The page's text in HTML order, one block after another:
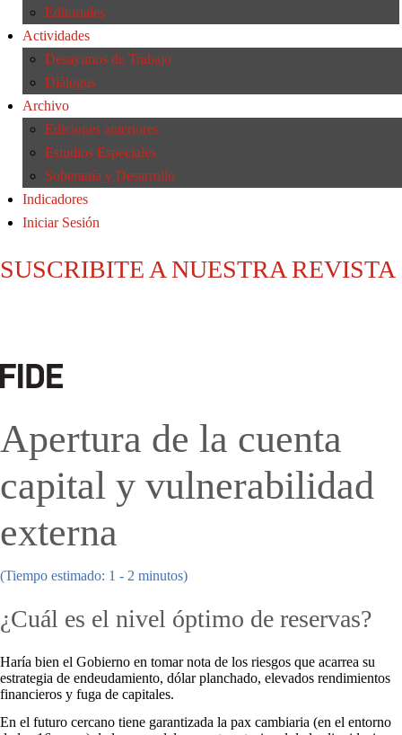
Editoriales
Actividades
Desayunos de Trabajo
Diálogos
Archivo
Ediciones anteriores
Estudios Especiales
Soberanía y Desarrollo
Indicadores
Iniciar Sesión
SUSCRIBITE A NUESTRA REVISTA
Apertura de la cuenta
capital y vulnerabilidad
externa
(Tiempo estimado: 1 - 2 minutos)
¿Cuál es el nivel óptimo de reservas?
Haría bien el Gobierno en tomar nota de los riesgos que acarrea su
estrategia de endeudamiento, dólar planchado, elevados rendimientos
financieros y fuga de capitales.
En el futuro cercano tiene garantizada la pax cambiaria (en el entorno